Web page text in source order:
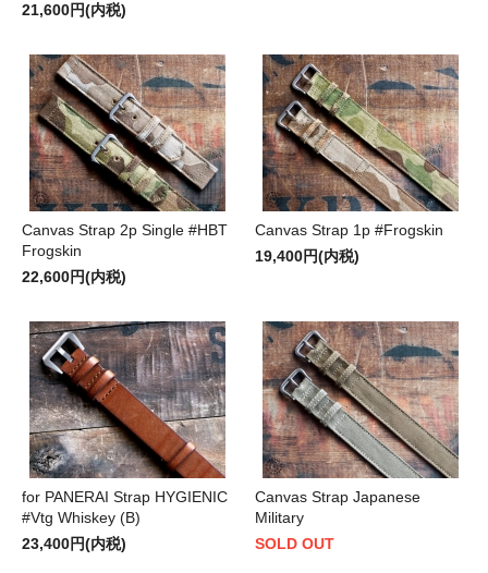
21,600円(内税)
Canvas Strap 2p Single #HBT
Frogskin
22,600円(内税)
Canvas Strap 1p #Frogskin
19,400円(内税)
for PANERAI Strap HYGIENIC
#Vtg Whiskey (B)
23,400円(内税)
Canvas Strap Japanese
Military
SOLD OUT